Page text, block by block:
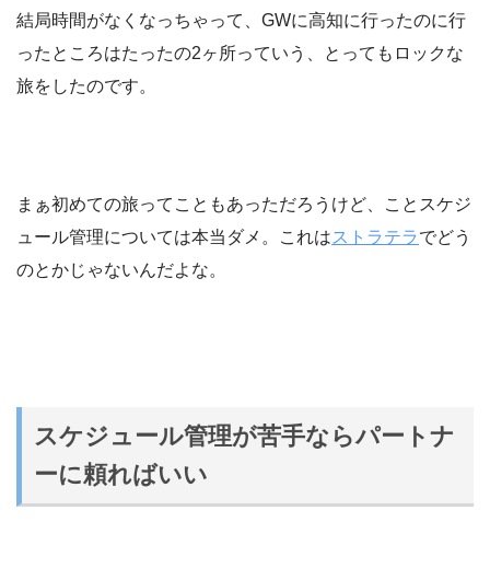
結局時間がなくなっちゃって、GWに高知に行ったのに行
ったところはたったの2ヶ所っていう、とってもロックな
旅をしたのです。
まぁ初めての旅ってこともあっただろうけど、ことスケジ
ュール管理については本当ダメ。これはストラテラでどう
のとかじゃないんだよな。
スケジュール管理が苦手ならパートナ
ーに頼ればいい